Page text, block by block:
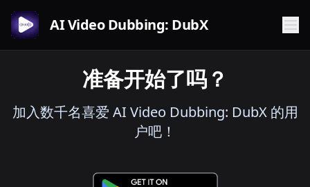
AI Video Dubbing: DubX
准备开始了吗？
加入数千名喜爱 AI Video Dubbing: DubX 的用
户吧！